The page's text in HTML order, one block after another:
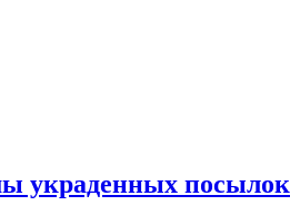
украденных посылок